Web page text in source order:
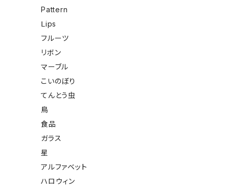
Pattern
Ⅼips
フルーツ
リボン
マーブル
こいのぼり
てんとう虫
鳥
食品
ガラス
星
アルファベット
ハロウィン